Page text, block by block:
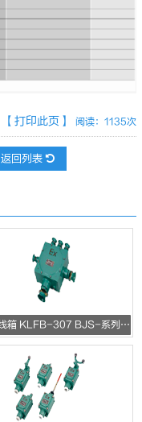
【打印此页】 阅读：1135次
返回列表
防爆接线箱 KLFB-307 BJS-系列防爆接线箱